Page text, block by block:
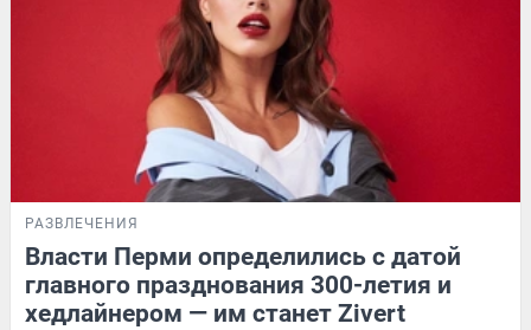
РАЗВЛЕЧЕНИЯ
Власти Перми определились с датой
главного празднования 300-летия и
хедлайнером — им станет Zivert